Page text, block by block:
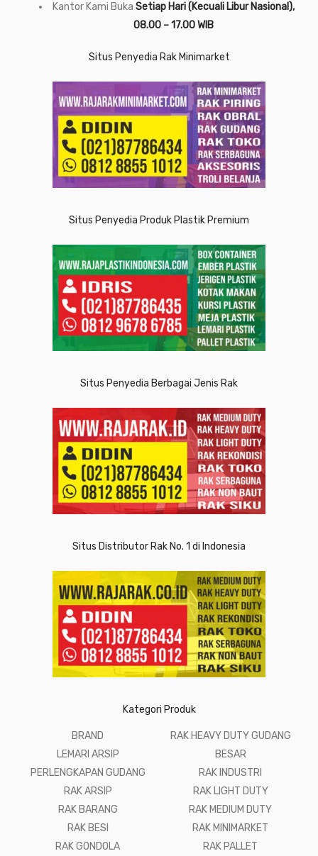
Kantor Kami Buka Setiap Hari (Kecuali Libur Nasional),
08.00 – 17.00 WIB
Situs Penyedia Rak Minimarket
Situs Penyedia Produk Plastik Premium
Situs Penyedia Berbagai Jenis Rak
Situs Distributor Rak No. 1 di Indonesia
Kategori Produk
BRAND
LEMARI ARSIP
PERLENGKAPAN GUDANG
RAK ARSIP
RAK BARANG
RAK BESI
RAK GONDOLA
RAK HEAVY DUTY GUDANG
BESAR
RAK INDUSTRI
RAK LIGHT DUTY
RAK MEDIUM DUTY
RAK MINIMARKET
RAK PALLET